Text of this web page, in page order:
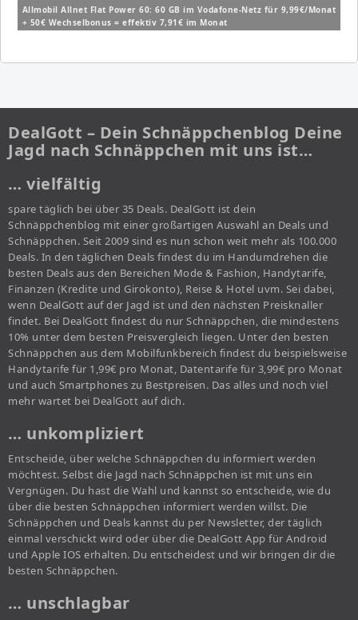
Allmobil Allnet Flat Power 60: 60 GB im Vodafone-Netz für 9,99€/Monat
+ 50€ Wechselbonus = effektiv 7,91€ im Monat
DealGott – Dein Schnäppchenblog Deine
Jagd nach Schnäppchen mit uns ist…
… vielfältig
spare täglich bei über 35 Deals. DealGott ist dein
Schnäppchenblog mit einer großartigen Auswahl an Deals und
Schnäppchen. Seit 2009 sind es nun schon weit mehr als 100.000
Deals. In den täglichen Deals findest du im Handumdrehen die
besten Deals aus den Bereichen Mode & Fashion, Handytarife,
Finanzen (Kredite und Girokonto), Reise & Hotel uvm. Sei dabei,
wenn DealGott auf der Jagd ist und den nächsten Preisknaller
findet. Bei DealGott findest du nur Schnäppchen, die mindestens
10% unter dem besten Preisvergleich liegen. Unter den besten
Schnäppchen aus dem Mobilfunkbereich findest du beispielsweise
Handytarife für 1,99€ pro Monat, Datentarife für 3,99€ pro Monat
und auch Smartphones zu Bestpreisen. Das alles und noch viel
mehr wartet bei DealGott auf dich.
… unkompliziert
Entscheide, über welche Schnäppchen du informiert werden
möchtest. Selbst die Jagd nach Schnäppchen ist mit uns ein
Vergnügen. Du hast die Wahl und kannst so entscheide, wie du
über die besten Schnäppchen informiert werden willst. Die
Schnäppchen und Deals kannst du per Newsletter, der täglich
einmal verschickt wird oder über die DealGott App für Android
und Apple IOS erhalten. Du entscheidest und wir bringen dir die
besten Schnäppchen.
… unschlagbar